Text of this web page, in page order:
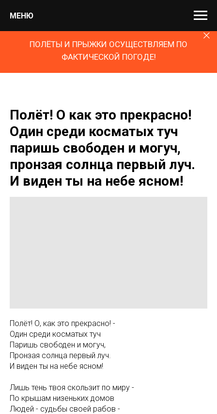
МЕНЮ
ПОЛЁТЫ И ПРЫЖКИ ОСУЩЕСТВЛЯЕМ ПО
ФАКТИЧЕСКОЙ ПОГОДЕ!
Полёт! О как это прекрасно!
Один среди косматых туч
паришь свободен и могуч,
пронзая солнца первый луч.
И виден ты на небе ясном!
Полёт! О, как это прекрасно! -
Один среди косматых туч
Паришь свободен и могуч,
Пронзая солнца первый луч.
И виден ты на небе ясном!
Лишь тень твоя скользит по миру -
По крышам низеньких домов
Людей - судьбы своей рабов -